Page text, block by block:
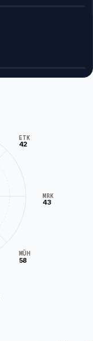
ETK
42
MRK
43
MÜH
58